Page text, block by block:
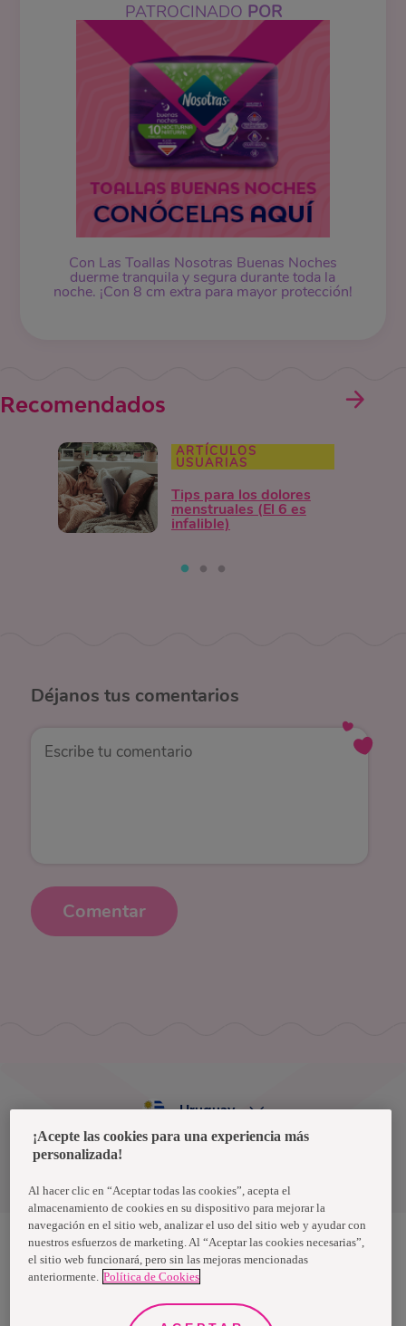
PATROCINADO POR
Con Las Toallas Nosotras Buenas Noches
duerme tranquila y segura durante toda la
noche. ¡Con 8 cm extra para mayor protección!
Recomendados
ARTÍCULOS
USUARIAS
Tips para los dolores
menstruales (El 6 es
infalible)
Déjanos tus comentarios
Comentar
Política de privacidad de datos
Uruguay
Nosotras, una marca de Essity - una compañía global líder en
higiene y salud. Cada día, mil millones de personas, en todo el
propósito es romper barreras por el bienestar en beneficio de
consumidores, pacientes, cuidadores, clientes y la sociedad en
¡Acepte las cookies para una experiencia más
personalizada!
Al hacer clic en “Aceptar todas las cookies”, acepta el
almacenamiento de cookies en su dispositivo para mejorar la
navegación en el sitio web, analizar el uso del sitio web y ayudar con
nuestros esfuerzos de marketing. Al “Aceptar las cookies necesarias”,
el sitio web funcionará, pero sin las mejoras mencionadas
anteriormente. Política de Cookies